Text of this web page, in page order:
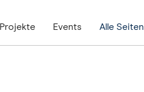
Projekte Events Alle Seiten